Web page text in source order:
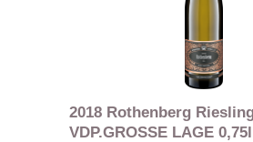
2018 Rothenberg
VDP.GROSSE LAGE